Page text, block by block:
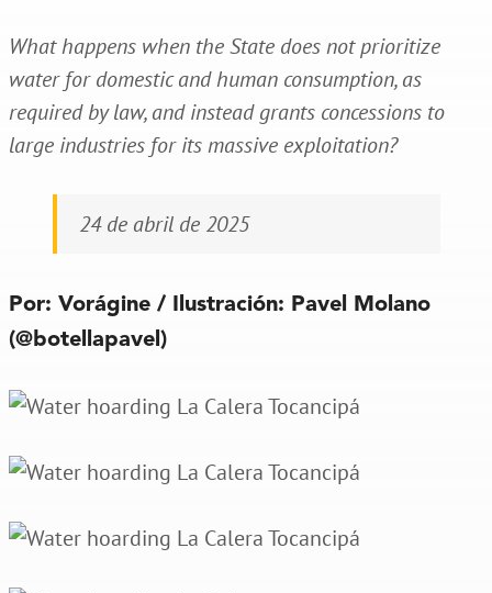
What happens when the State does not prioritize
water for domestic and human consumption, as
required by law, and instead grants concessions to
large industries for its massive exploitation?
24 de abril de 2025
Por: Vorágine / Ilustración: Pavel Molano
(@botellapavel)